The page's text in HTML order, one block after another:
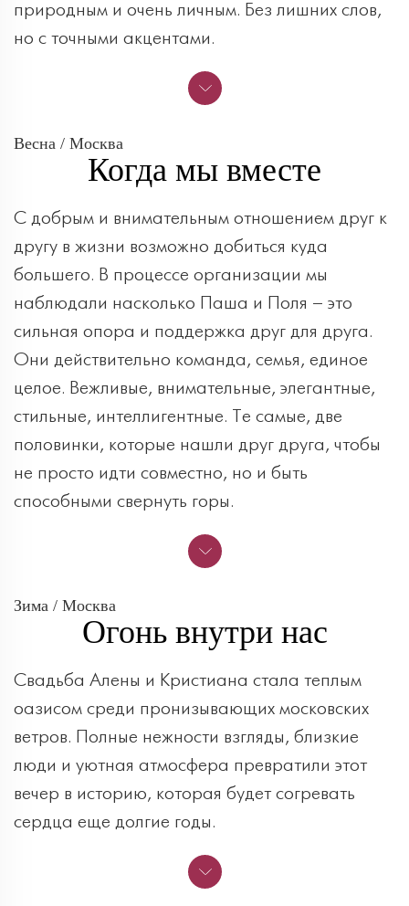
природным и очень личным. Без лишних слов,
но с точными акцентами.
Весна / Москва
Когда мы вместе
С добрым и внимательным отношением друг к
другу в жизни возможно добиться куда
большего. В процессе организации мы
наблюдали насколько Паша и Поля – это
сильная опора и поддержка друг для друга.
Они действительно команда, семья, единое
целое. Вежливые, внимательные, элегантные,
стильные, интеллигентные. Те самые, две
половинки, которые нашли друг друга, чтобы
не просто идти совместно, но и быть
способными свернуть горы.
Зима / Москва
Огонь внутри нас
Свадьба Алены и Кристиана стала теплым
оазисом среди пронизывающих московских
ветров. Полные нежности взгляды, близкие
люди и уютная атмосфера превратили этот
вечер в историю, которая будет согревать
сердца еще долгие годы.